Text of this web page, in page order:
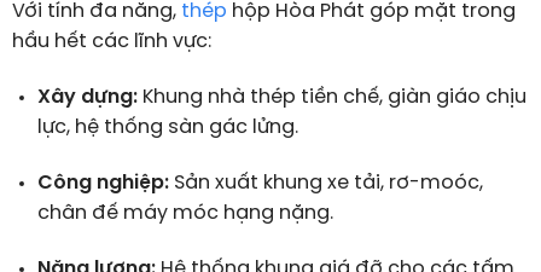
Với tính đa năng, thép hộp Hòa Phát góp mặt trong
hầu hết các lĩnh vực:
Xây dựng:Khung nhà thép tiền chế, giàn giáo chịu
lực, hệ thống sàn gác lửng.
Công nghiệp:Sản xuất khung xe tải, rơ-moóc,
chân đế máy móc hạng nặng.